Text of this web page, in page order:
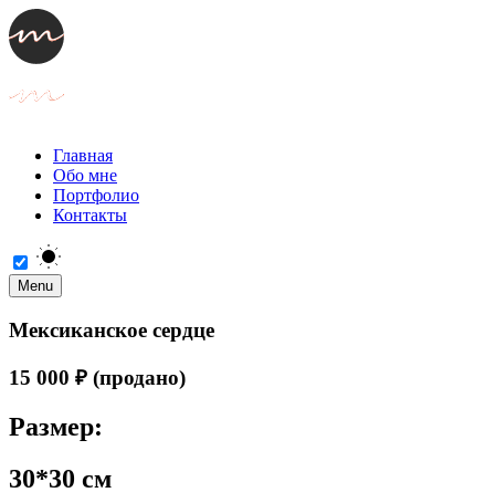
Главная
Обо мне
Портфолио
Контакты
Menu
Мексиканское сердце
15 000 ₽ (продано)
Размер:
30*30 см